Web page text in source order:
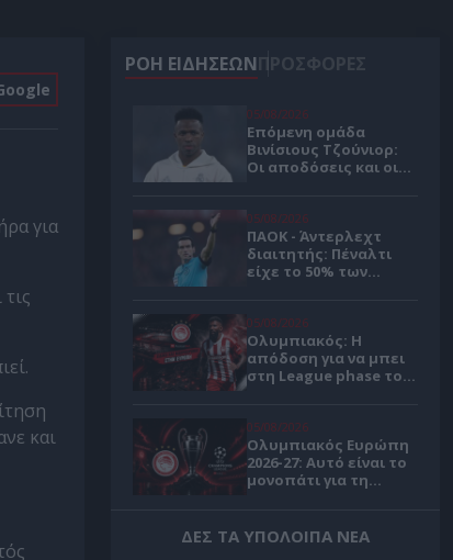
για
και
ΡΟΗ ΕΙΔΗΣΕΩΝΠΡΟΣΦΟΡΕΣ
Επόμενη ομάδα
Βινίσιους Τζούνιορ:
Οι αποδόσεις και οι
Άρσεναλ
05/08/2026
ΠΑΟΚ - Άντερλεχτ
διαιτητής: Πέναλτι
είχε το 50% των
Μουνουέρα
05/08/2026
Ολυμπιακός: Η
απόδοση για να μπει
στη League phase του
05/08/2026
Ολυμπιακός Ευρώπη
2026-27: Αυτό είναι το
μονοπάτι για τη
05/08/2026
Τζόλης στην Premier
04/08/2026
ΔΕΣ ΤΑ ΥΠΟΛΟΙΠΑ ΝΕΑ